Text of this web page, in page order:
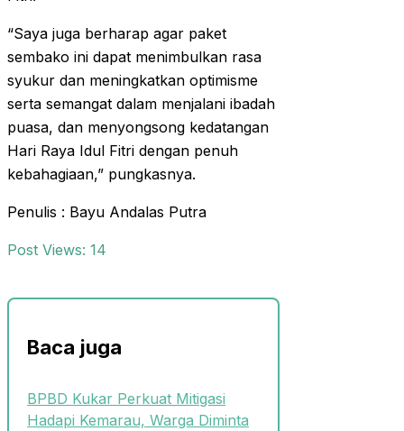
“Saya juga berharap agar paket
sembako ini dapat menimbulkan rasa
syukur dan meningkatkan optimisme
serta semangat dalam menjalani ibadah
puasa, dan menyongsong kedatangan
Hari Raya Idul Fitri dengan penuh
kebahagiaan,” pungkasnya.
Penulis : Bayu Andalas Putra
Post Views: 14
Baca juga
BPBD Kukar Perkuat Mitigasi
Hadapi Kemarau, Warga Diminta